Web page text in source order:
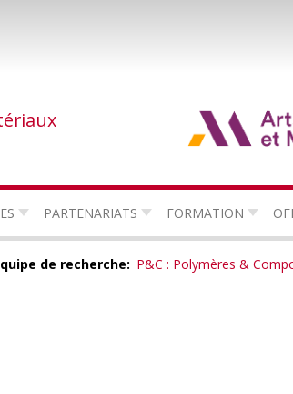
PARTENARIATS FORMATION
de recherche P&C : Polymères &